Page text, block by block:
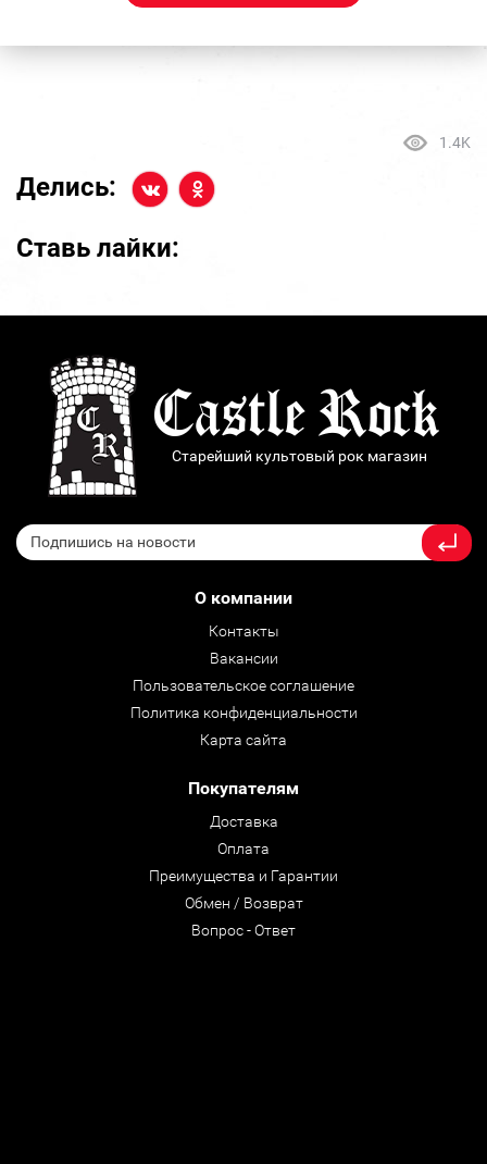
1.4K
Делись:
Ставь лайки:
Старейший культовый рок магазин
О компании
Контакты
Вакансии
Пользовательское соглашение
Политика конфиденциальности
Карта сайта
Покупателям
Доставка
Оплата
Преимущества и Гарантии
Обмен / Возврат
Вопрос - Ответ